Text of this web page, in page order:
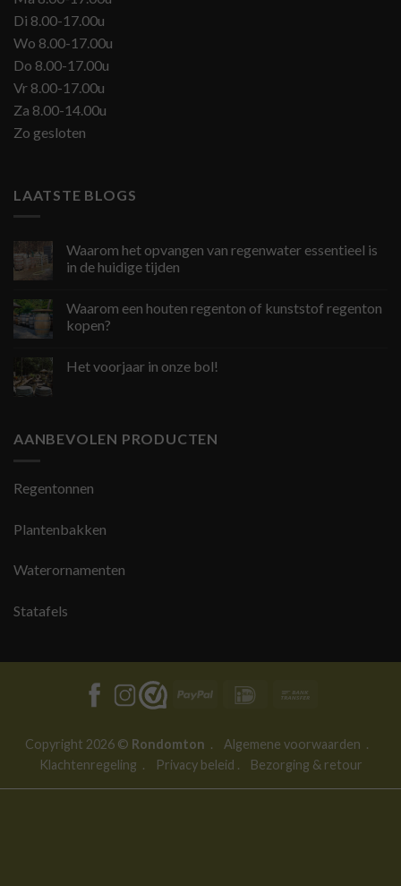
Di 8.00-17.00u
Wo 8.00-17.00u
Do 8.00-17.00u
Vr 8.00-17.00u
Za 8.00-14.00u
Zo gesloten
LAATSTE BLOGS
Waarom het opvangen van regenwater essentieel is
in de huidige tijden
Waarom een houten regenton of kunststof regenton
kopen?
Het voorjaar in onze bol!
AANBEVOLEN PRODUCTEN
Regentonnen
Plantenbakken
Waterornamenten
Statafels
PayPal IDeal
Copyright 2026 © Rondomton . Algemene voorwaarden .
Klachtenregeling . Privacy beleid . Bezorging & retour